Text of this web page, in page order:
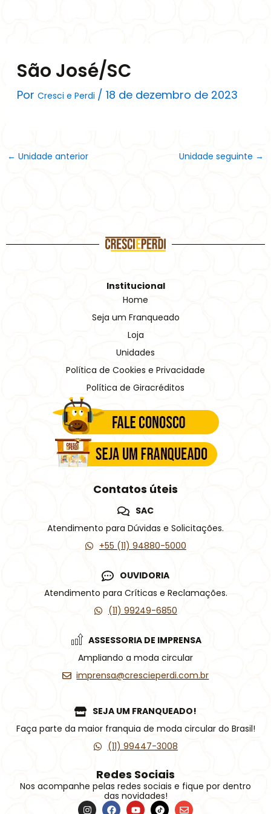
conteúdoSão José/SC
Por Cresci e Perdi / 18 de dezembro de 2023
← Unidade anterior Unidade seguinte →
Institucional
Home
Seja um Franqueado
Loja
Unidades
Política de Cookies e Privacidade
Política de Giracréditos
Contatos úteis
SAC
Atendimento para Dúvidas e Solicitações.
+55 (11) 94880-5000
OUVIDORIA
Atendimento para Críticas e Reclamações.
(11) 99249-6850
ASSESSORIA DE IMPRENSA
Ampliando a moda circular
imprensa@crescieperdi.com.br
SEJA UM FRANQUEADO!
Faça parte da maior franquia de moda circular do Brasil!
(11) 99447-3008
Redes Sociais
Nos acompanhe pelas redes sociais e fique por dentro
das novidades!
I F Y Í E